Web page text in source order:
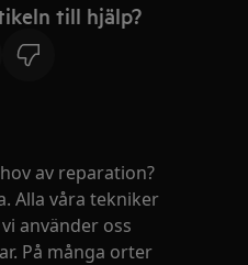
till hjälp?
av reparation?
Alla våra tekniker
använder oss
På många orter